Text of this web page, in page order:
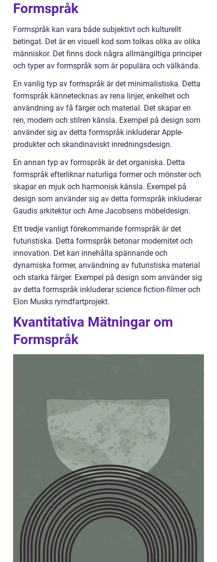
Formspråk
Formspråk kan vara både subjektivt och kulturellt
betingat. Det är en visuell kod som tolkas olika av olika
människor. Det finns dock några allmängiltiga principer
och typer av formspråk som är populära och välkända.
En vanlig typ av formspråk är det minimalistiska. Detta
formspråk kännetecknas av rena linjer, enkelhet och
användning av få färger och material. Det skapar en
ren, modern och stilren känsla. Exempel på design som
använder sig av detta formspråk inkluderar Apple-
produkter och skandinaviskt inredningsdesign.
En annan typ av formspråk är det organiska. Detta
formspråk efterliknar naturliga former och mönster och
skapar en mjuk och harmonisk känsla. Exempel på
design som använder sig av detta formspråk inkluderar
Gaudis arkitektur och Arne Jacobsens möbeldesign.
Ett tredje vanligt förekommande formspråk är det
futuristiska. Detta formspråk betonar modernitet och
innovation. Det kan innehålla spännande och
dynamiska former, användning av futuristiska material
och starka färger. Exempel på design som använder sig
av detta formspråk inkluderar science fiction-filmer och
Elon Musks rymdfartprojekt.
Kvantitativa Mätningar om
Formspråk